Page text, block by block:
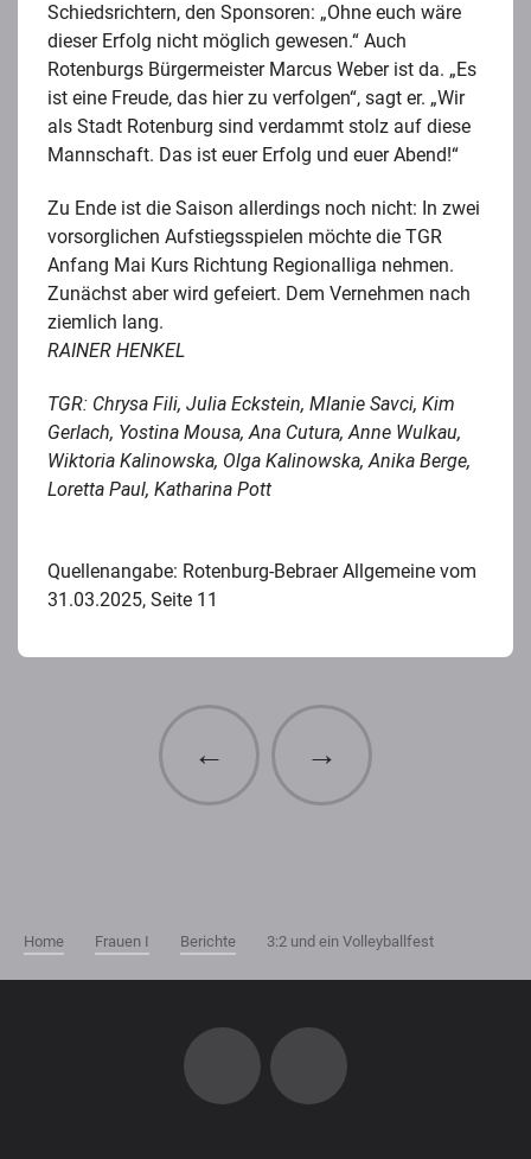
Schiedsrichtern, den Sponsoren: „Ohne euch wäre
dieser Erfolg nicht möglich gewesen.“ Auch
Rotenburgs Bürgermeister Marcus Weber ist da. „Es
ist eine Freude, das hier zu verfolgen“, sagt er. „Wir
als Stadt Rotenburg sind verdammt stolz auf diese
Mannschaft. Das ist euer Erfolg und euer Abend!“
Zu Ende ist die Saison allerdings noch nicht: In zwei
vorsorglichen Aufstiegsspielen möchte die TGR
Anfang Mai Kurs Richtung Regionalliga nehmen.
Zunächst aber wird gefeiert. Dem Vernehmen nach
ziemlich lang.
RAINER HENKEL
TGR: Chrysa Fili, Julia Eckstein, Mlanie Savci, Kim
Gerlach, Yostina Mousa, Ana Cutura, Anne Wulkau,
Wiktoria Kalinowska, Olga Kalinowska, Anika Berge,
Loretta Paul, Katharina Pott
Quellenangabe: Rotenburg-Bebraer Allgemeine vom
31.03.2025, Seite 11
← →
Home Frauen I Berichte 3:2 und ein Volleyballfest